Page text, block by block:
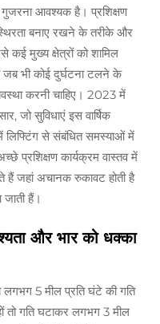
गुजरना आवश्यक है। प्रशिक्षण
बनाए रखने के तरीके और
कई मुख्य क्षेत्रों को शामिल
जब भी कोई दुर्घटना टलने के
करनी चाहिए। 2023 में
जो सुविधाएं इस वार्षिक
लिफ्टिंग से संबंधित समस्याओं में
प्रशिक्षण कार्यक्रम वास्तव में
हैं जहां अचानक रुकावट होती है
हैं।
और भार को धक्का
5 मील प्रति घंटे की गति
तो गति घटाकर लगभग 3 मील